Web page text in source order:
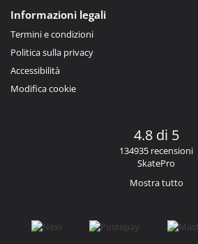
Informazioni legali
Termini e condizioni
Politica sulla privacy
Accessibilità
Modifica cookie
4.8 di 5
134935 recensioni
SkatePro
Mostra tutto